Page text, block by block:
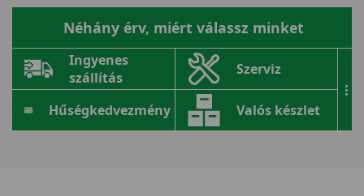
Néhány érv, miért válassz minket
Ingyenes
szállítás
Szerviz
Hűségkedvezmény Valós készlet
...